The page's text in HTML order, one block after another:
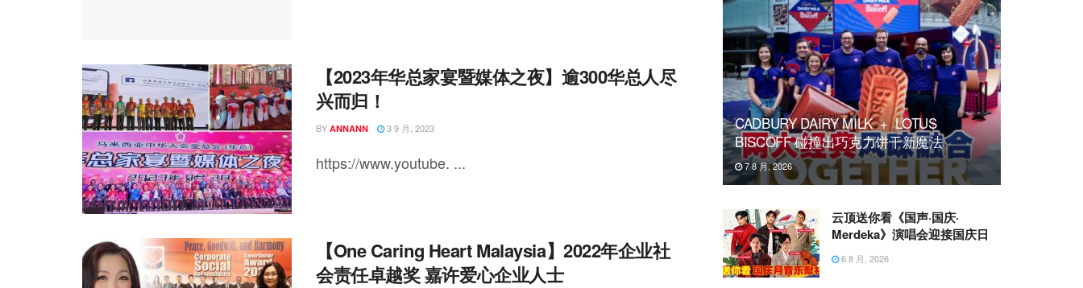
【2023年华总家宴暨媒体之夜】逾300华总人尽
兴而归！
BY ANNANN 3 9 月, 2023
https://www.youtube. ...
【One Caring Heart Malaysia】2022年企业社
会责任卓越奖 嘉许爱心企业人士
CADBURY DAIRY MILK + LOTUS
BISCOFF 碰撞出巧克力饼干新魔法
7 8 月, 2026
云顶送你看《国声·国庆·
Merdeka》演唱会迎接国庆日
6 8 月, 2026